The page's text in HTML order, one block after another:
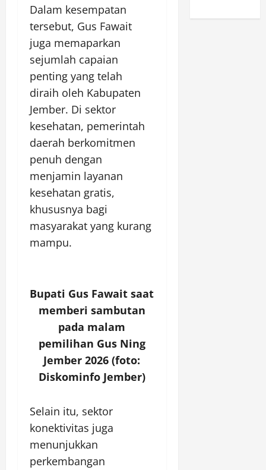
Dalam kesempatan
tersebut, Gus Fawait
juga memaparkan
sejumlah capaian
penting yang telah
diraih oleh Kabupaten
Jember. Di sektor
kesehatan, pemerintah
daerah berkomitmen
penuh dengan
menjamin layanan
kesehatan gratis,
khususnya bagi
masyarakat yang kurang
mampu.
Bupati Gus Fawait saat
memberi sambutan
pada malam
pemilihan Gus Ning
Jember 2026 (foto:
Diskominfo Jember)
Selain itu, sektor
konektivitas juga
menunjukkan
perkembangan